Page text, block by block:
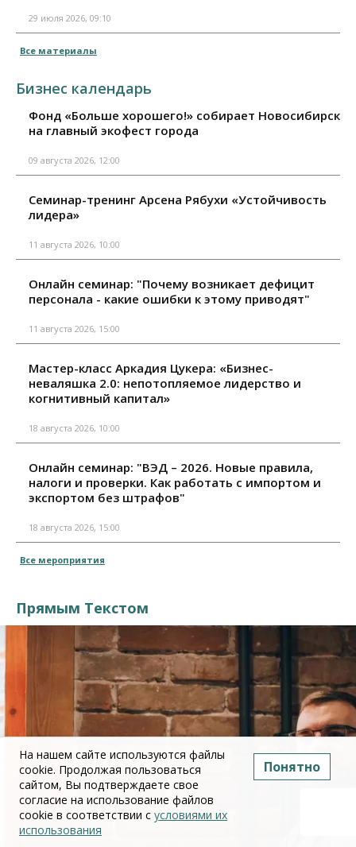
29 июля 2026, 09:10
Все материалы
Бизнес календарь
Фонд «Больше хорошего!» собирает Новосибирск
на главный экофест города
09 августа 2026, 12:00
Семинар-тренинг Арсена Рябухи «Устойчивость
лидера»
11 августа 2026, 10:00
Онлайн семинар: "Почему возникает дефицит
персонала - какие ошибки к этому приводят"
11 августа 2026, 15:00
Мастер-класс Аркадия Цукера: «Бизнес-
неваляшка 2.0: непотопляемое лидерство и
когнитивный капитал»
18 августа 2026, 10:00
Онлайн семинар: "ВЭД – 2026. Новые правила,
налоги и проверки. Как работать с импортом и
экспортом без штрафов"
18 августа 2026, 15:00
Все мероприятия
Прямым Текстом
На нашем сайте используются файлы
cookie. Продолжая пользоваться
сайтом, Вы подтверждаете свое
согласие на использование файлов
cookie в соответствии с условиями их
использования
Понятно